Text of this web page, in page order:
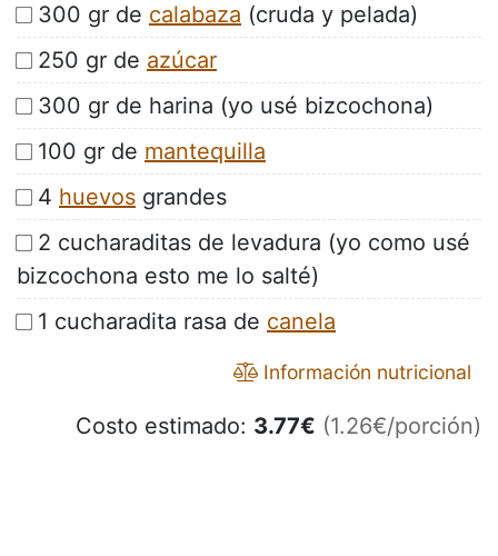
300 gr de calabaza (cruda y pelada)
250 gr de azúcar
300 gr de harina (yo usé bizcochona)
100 gr de mantequilla
4 huevos grandes
2 cucharaditas de levadura (yo como usé
bizcochona esto me lo salté)
1 cucharadita rasa de canela
Información nutricional
Costo estimado: 3.77€ (1.26€/porción)